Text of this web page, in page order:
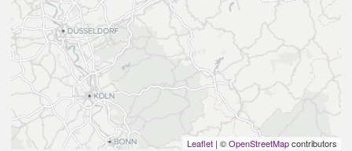
Leaflet | ©OpenStreetMapcontributors